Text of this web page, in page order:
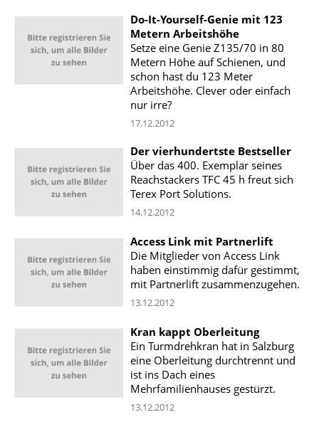
Do-It-Yourself-Genie mit 123
Metern Arbeitshöhe
Setze eine Genie Z135/70 in 80
Metern Höhe auf Schienen, und
schon hast du 123 Meter
Arbeitshöhe. Clever oder einfach
nur irre?
17.12.2012
Der vierhundertste Bestseller
Über das 400. Exemplar seines
Reachstackers TFC 45 h freut sich
Terex Port Solutions.
14.12.2012
Access Link mit Partnerlift
Die Mitglieder von Access Link
haben einstimmig dafür gestimmt,
mit Partnerlift zusammenzugehen.
13.12.2012
Kran kappt Oberleitung
Ein Turmdrehkran hat in Salzburg
eine Oberleitung durchtrennt und
ist ins Dach eines
Mehrfamilienhauses gestürzt.
13.12.2012